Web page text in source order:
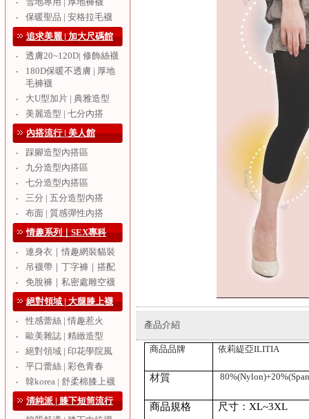
‧
‧
保暖聖品 | 安格拉毛襪
追求美麗 | 加大尺碼館
‧
透膚20~120D| 修飾絲襪
‧
180D保暖不透膚 | 厚地
毛褲襪
‧
大U型加片 | 典雅造型
‧
美麗造型 | 七分內搭
內搭流行 | 美人館
‧
踩腳造型內搭區
‧
九分造型內搭區
‧
七分造型內搭區
‧
三分 | 五分造型內搭
‧
布面 | 質感彈性內搭
情趣系列｜SEX專科
‧
連身衣｜情趣網裝貓裝
‧
吊襪帶｜丁字褲｜搭配
‧
免脫褲｜私密處雕空襪
絕對領域 | 大腿膝上襪
‧
性感蕾絲 | 情趣惹火
‧
歐美雜誌 | 精緻造型
‧
絕對領域 | 印花學院風
‧
平口蕾絲 | 彩色青春
‧
韓korea | 舒柔棉膝上襪
清純派 | 膝下短筒流行
產品介紹
商品品牌 依莉緹亞ILITIA
材質 80
商品規格 尺寸：XL~3XL